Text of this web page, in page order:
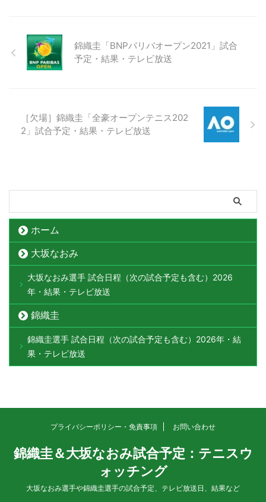
錦織圭「BNPパリバオープン2021」試合
予定・結果・テレビ放送
［欠場］錦織圭「全豪オープンテニス202
2」試合予定・結果・テレビ放送
ホーム
大坂なおみ
大坂なおみ選手 試合日程（次の試合予定も含む）2026
年・結果・テレビ放送
錦織圭
錦織圭選手 試合日程（次の試合予定も含む）2026年・結
果・テレビ放送
プライバシーポリシー・免責事項 お問い合わせ
錦織圭＆大坂なおみ試合予定：テニスウ
ォッチング
大坂なおみ選手や錦織圭選手の試合予定、テレビ放送日、結果など